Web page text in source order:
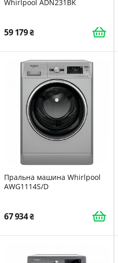
Whirlpool ADN231BK
59 179
Пральна машина Whirlpool
AWG1114S/D
67 934